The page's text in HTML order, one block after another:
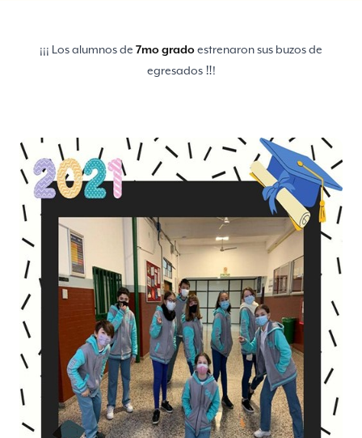
¡¡¡ Los alumnos de 7mo gradoestrenaron sus buzos de
egresados ‼️!